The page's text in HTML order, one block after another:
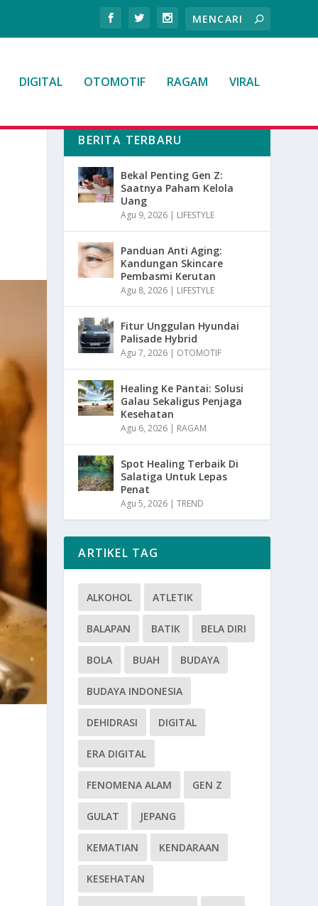
DIGITAL OTOMOTIF RAGAM VIRAL
BERITA TERBARU
Bekal Penting Gen Z:
Saatnya Paham Kelola
Uang
Agu 9, 2026 | LIFESTYLE
Panduan Anti Aging:
Kandungan Skincare
Pembasmi Kerutan
Agu 8, 2026 | LIFESTYLE
Fitur Unggulan Hyundai
Palisade Hybrid
Agu 7, 2026 | OTOMOTIF
Healing Ke Pantai: Solusi
Galau Sekaligus Penjaga
Kesehatan
Agu 6, 2026 | RAGAM
Spot Healing Terbaik Di
Salatiga Untuk Lepas
Penat
Agu 5, 2026 |TREND
ARTIKEL TAG
ALKOHOL ATLETIK
BALAPAN BATIK BELA DIRI
BOLA BUAH BUDAYA
BUDAYA INDONESIA
DEHIDRASI DIGITAL
ERA DIGITAL
FENOMENA ALAM GEN Z
GULAT JEPANG
KEMATIAN KENDARAAN
KESEHATAN